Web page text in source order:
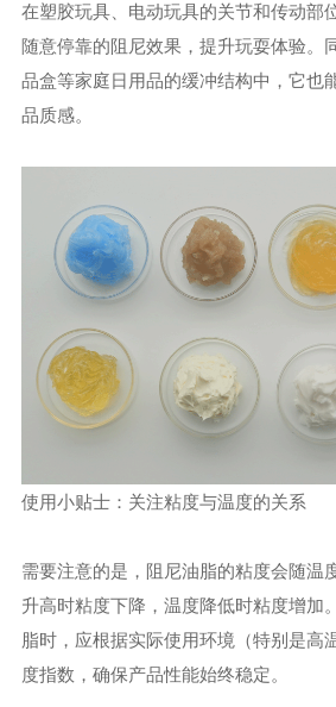
在塑胶玩具、电动玩具的关节和传动部
随意停靠的阻尼效果，提升玩耍体验。
品盒等家庭日用品的缓冲结构中，它也
品质感。
使用小贴士：关注粘度与温度的关系
需要注意的是，阻尼油脂的粘度会随
升高时粘度下降，温度降低时粘度增加
脂时，应根据实际使用环境（特别是高
度指数，确保产品性能始终稳定。